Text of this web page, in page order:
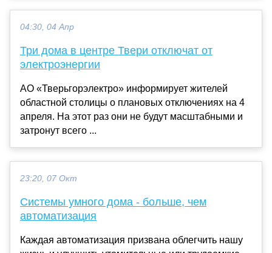
04:30, 04 Апр
Три дома в центре Твери отключат от
электроэнергии
АО «Тверьгорэлектро» информирует жителей
областной столицы о плановых отключениях на 4
апреля. На этот раз они не будут масштабными и
затронут всего ...
23:20, 07 Окт
Системы умного дома - больше, чем
автоматизация
Каждая автоматизация призвана облегчить нашу